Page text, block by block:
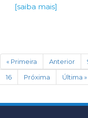
[saiba mais]
« Primeira Anterior
16
Próxima Última »